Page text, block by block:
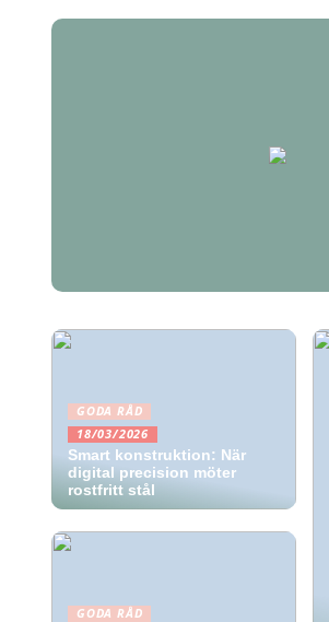
GODA RÅD
18/03/2026
Smart konstruktion: När
digital precision möter
rostfritt stål
GODA RÅD